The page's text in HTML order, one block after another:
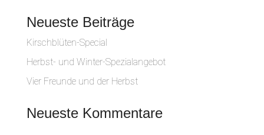
Neueste Beiträge
Kirschblüten-Special
Herbst- und Winter-Spezialangebot
Vier Freunde und der Herbst
Neueste Kommentare